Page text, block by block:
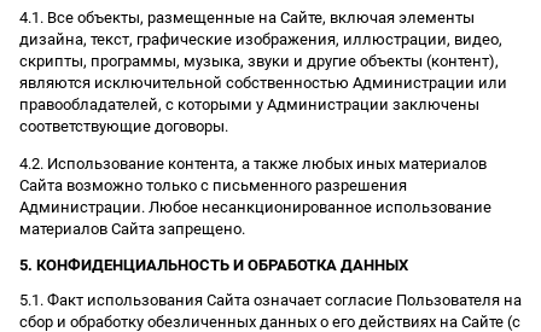
4.1. Все объекты, размещенные на Сайте, включая элементы
дизайна, текст, графические изображения, иллюстрации, видео,
скрипты, программы, музыка, звуки и другие объекты (контент),
являются исключительной собственностью Администрации или
правообладателей, с которыми у Администрации заключены
соответствующие договоры.
4.2. Использование контента, а также любых иных материалов
Сайта возможно только с письменного разрешения
Администрации. Любое несанкционированное использование
материалов Сайта запрещено.
5. КОНФИДЕНЦИАЛЬНОСТЬ И ОБРАБОТКА ДАННЫХ
5.1. Факт использования Сайта означает согласие Пользователя на
сбор и обработку обезличенных данных о его действиях на Сайте (с